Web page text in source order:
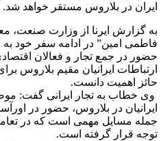
ایران در بلاروس مستقر خواهد شد.
به گزارش ایرنا از وزارت صنعت،
فاطمی امین” در ادامه سفر خود
حضور در جمع تجار و فعالان
ارتباطات ایرانیان مقیم بلاروس
حائز اهمیت دانست.
وی خطاب به تجار ایرانی گفت:
ایرانیان در بلاروس، حضور در
جمله مسایل مهمی است که در
توجه قرار گرفته است.